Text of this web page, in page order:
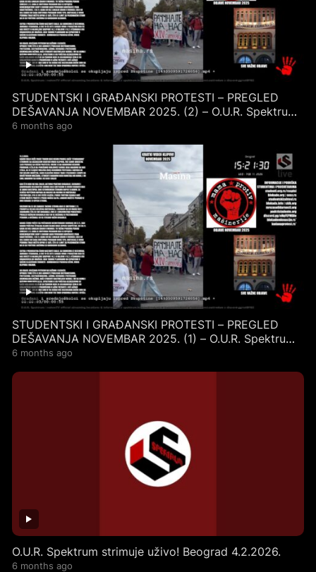
STUDENTSKI I GRAĐANSKI PROTESTI – PREGLED
DEŠAVANJA NOVEMBAR 2025. (2) – O.U.R. Spektrum
livestream
6 months ago
STUDENTSKI I GRAĐANSKI PROTESTI – PREGLED
DEŠAVANJA NOVEMBAR 2025. (1) – O.U.R. Spektrum
livestream
6 months ago
O.U.R. Spektrum strimuje uživo! Beograd 4.2.2026.
6 months ago